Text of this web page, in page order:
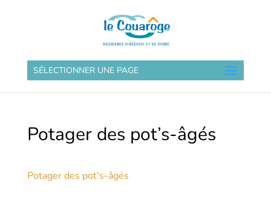
SÉLECTIONNER UNE PAGE
Potager des pot’s-âgés
Potager des pot's-âgés